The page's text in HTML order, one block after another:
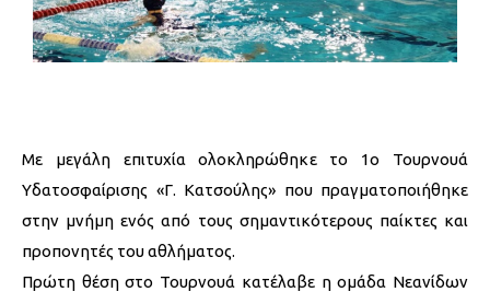
Με μεγάλη επιτυχία ολοκληρώθηκε το 1ο Τουρνουά
Υδατοσφαίρισης «Γ. Κατσούλης» που πραγματοποιήθηκε
στην μνήμη ενός από τους σημαντικότερους παίκτες και
προπονητές του αθλήματος.
Πρώτη θέση στο Τουρνουά κατέλαβε η ομάδα Νεανίδων